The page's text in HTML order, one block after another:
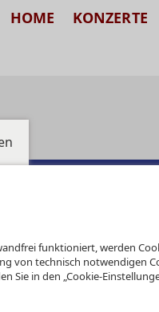
HOME KONZERTE
funktioniert, werden
von technisch notwendigen
Sie in den „Cookie-